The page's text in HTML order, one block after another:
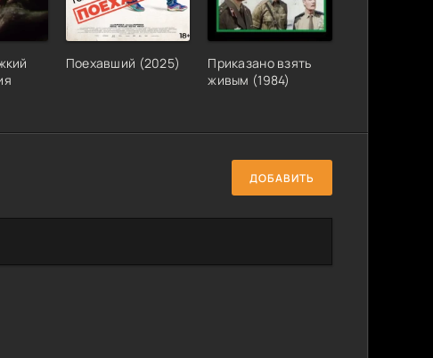
Поехавший (2025)
Приказано взять
живым (1984)
ДОБАВИТЬ